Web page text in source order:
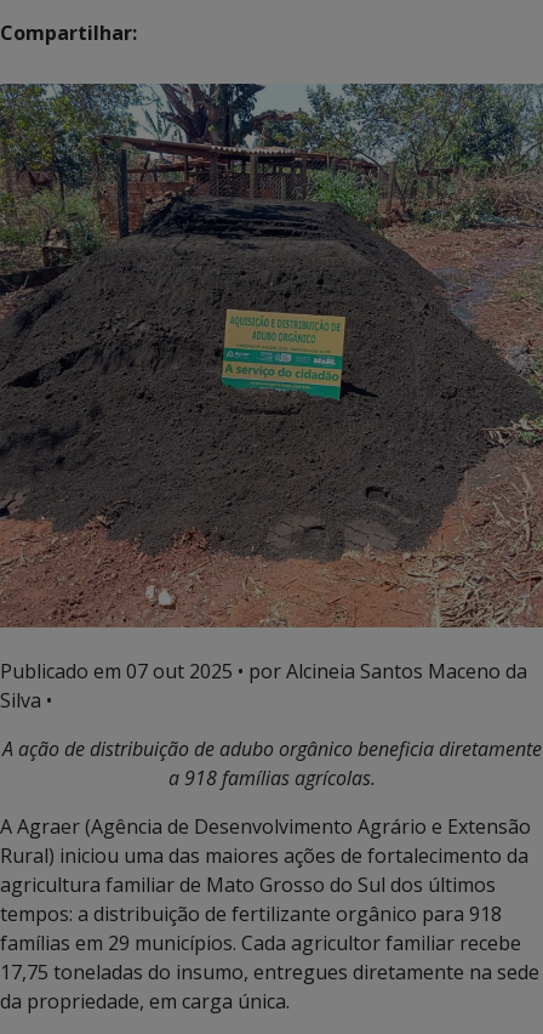
Compartilhar:
Publicado em 07 out 2025 • por Alcineia Santos Maceno da
Silva •
A ação de distribuição de adubo orgânico beneficia diretamente
a 918 famílias agrícolas.
A Agraer (Agência de Desenvolvimento Agrário e Extensão
Rural) iniciou uma das maiores ações de fortalecimento da
agricultura familiar de Mato Grosso do Sul dos últimos
tempos: a distribuição de fertilizante orgânico para 918
famílias em 29 municípios. Cada agricultor familiar recebe
17,75 toneladas do insumo, entregues diretamente na sede
da propriedade, em carga única.